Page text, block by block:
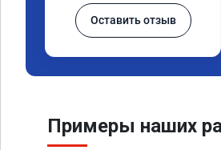
Оставить отзыв
Примеры наших